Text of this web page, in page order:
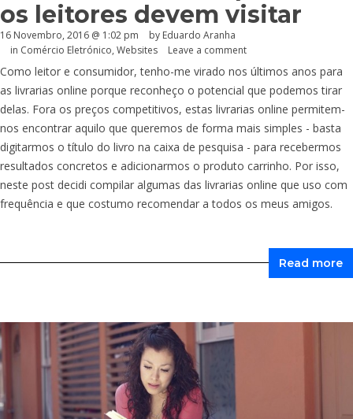
os leitores devem visitar
16 Novembro, 2016 @ 1:02 pm by Eduardo Aranha
in Comércio Eletrónico, Websites Leave a comment
Como leitor e consumidor, tenho-me virado nos últimos anos para
as livrarias online porque reconheço o potencial que podemos tirar
delas. Fora os preços competitivos, estas livrarias online permitem-
nos encontrar aquilo que queremos de forma mais simples - basta
digitarmos o título do livro na caixa de pesquisa - para recebermos
resultados concretos e adicionarmos o produto carrinho. Por isso,
neste post decidi compilar algumas das livrarias online que uso com
frequência e que costumo recomendar a todos os meus amigos.
Read more